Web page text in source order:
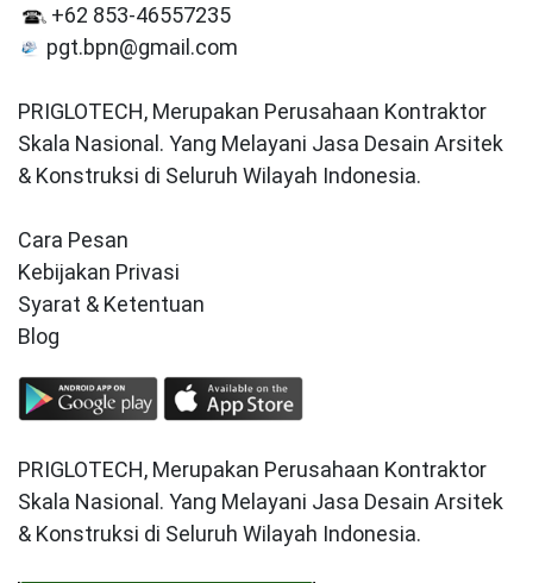
+62 853-46557235
pgt.bpn@gmail.com
PRIGLOTECH, Merupakan Perusahaan Kontraktor
Skala Nasional. Yang Melayani Jasa Desain Arsitek
& Konstruksi di Seluruh Wilayah Indonesia.
Cara Pesan
Kebijakan Privasi
Syarat & Ketentuan
Blog
PRIGLOTECH, Merupakan Perusahaan Kontraktor
Skala Nasional. Yang Melayani Jasa Desain Arsitek
& Konstruksi di Seluruh Wilayah Indonesia.